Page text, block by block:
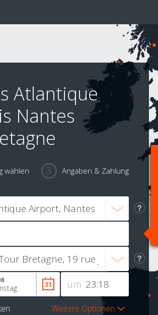
Atlantique
Nantes
wählen Angaben & Zahlung
um
Weitere Optionen